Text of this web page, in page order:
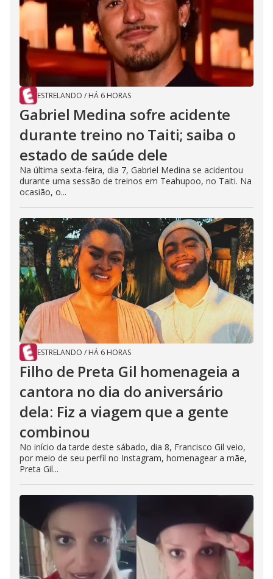
ESTRELANDO / HÁ 6 HORAS
Gabriel Medina sofre acidente
durante treino no Taiti; saiba o
estado de saúde dele
Na última sexta-feira, dia 7, Gabriel Medina se acidentou
durante uma sessão de treinos em Teahupoo, no Taiti. Na
ocasião, o...
ESTRELANDO / HÁ 6 HORAS
Filho de Preta Gil homenageia a
cantora no dia do aniversário
dela: Fiz a viagem que a gente
combinou
No início da tarde deste sábado, dia 8, Francisco Gil veio,
por meio de seu perfil no Instagram, homenagear a mãe,
Preta Gil...